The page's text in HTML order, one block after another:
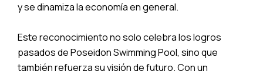
y se dinamiza la economía en general.
Este reconocimiento no solo celebra los logros
pasados de Poseidon Swimming Pool, sino que
también refuerza su visión de futuro. Con un